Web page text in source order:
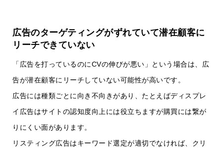
広告のターゲティングがずれていて潜在顧客に
リーチできていない
「広告を打っているのにCVの伸びが悪い」という場合は、広
告が潜在顧客にリーチしていない可能性が高いです。
広告には種類ごとに向き不向きがあり、たとえばディスプレ
イ広告はサイトの認知度向上には役立ちますが購買には繋が
りにくい面があります。
リスティング広告はキーワード選定が適切でなければ、クリ